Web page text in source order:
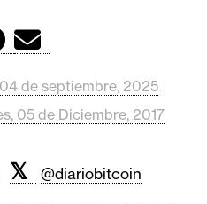
de septiembre, 2025
05 de Diciembre, 2017
𝕏
@diariobitcoin